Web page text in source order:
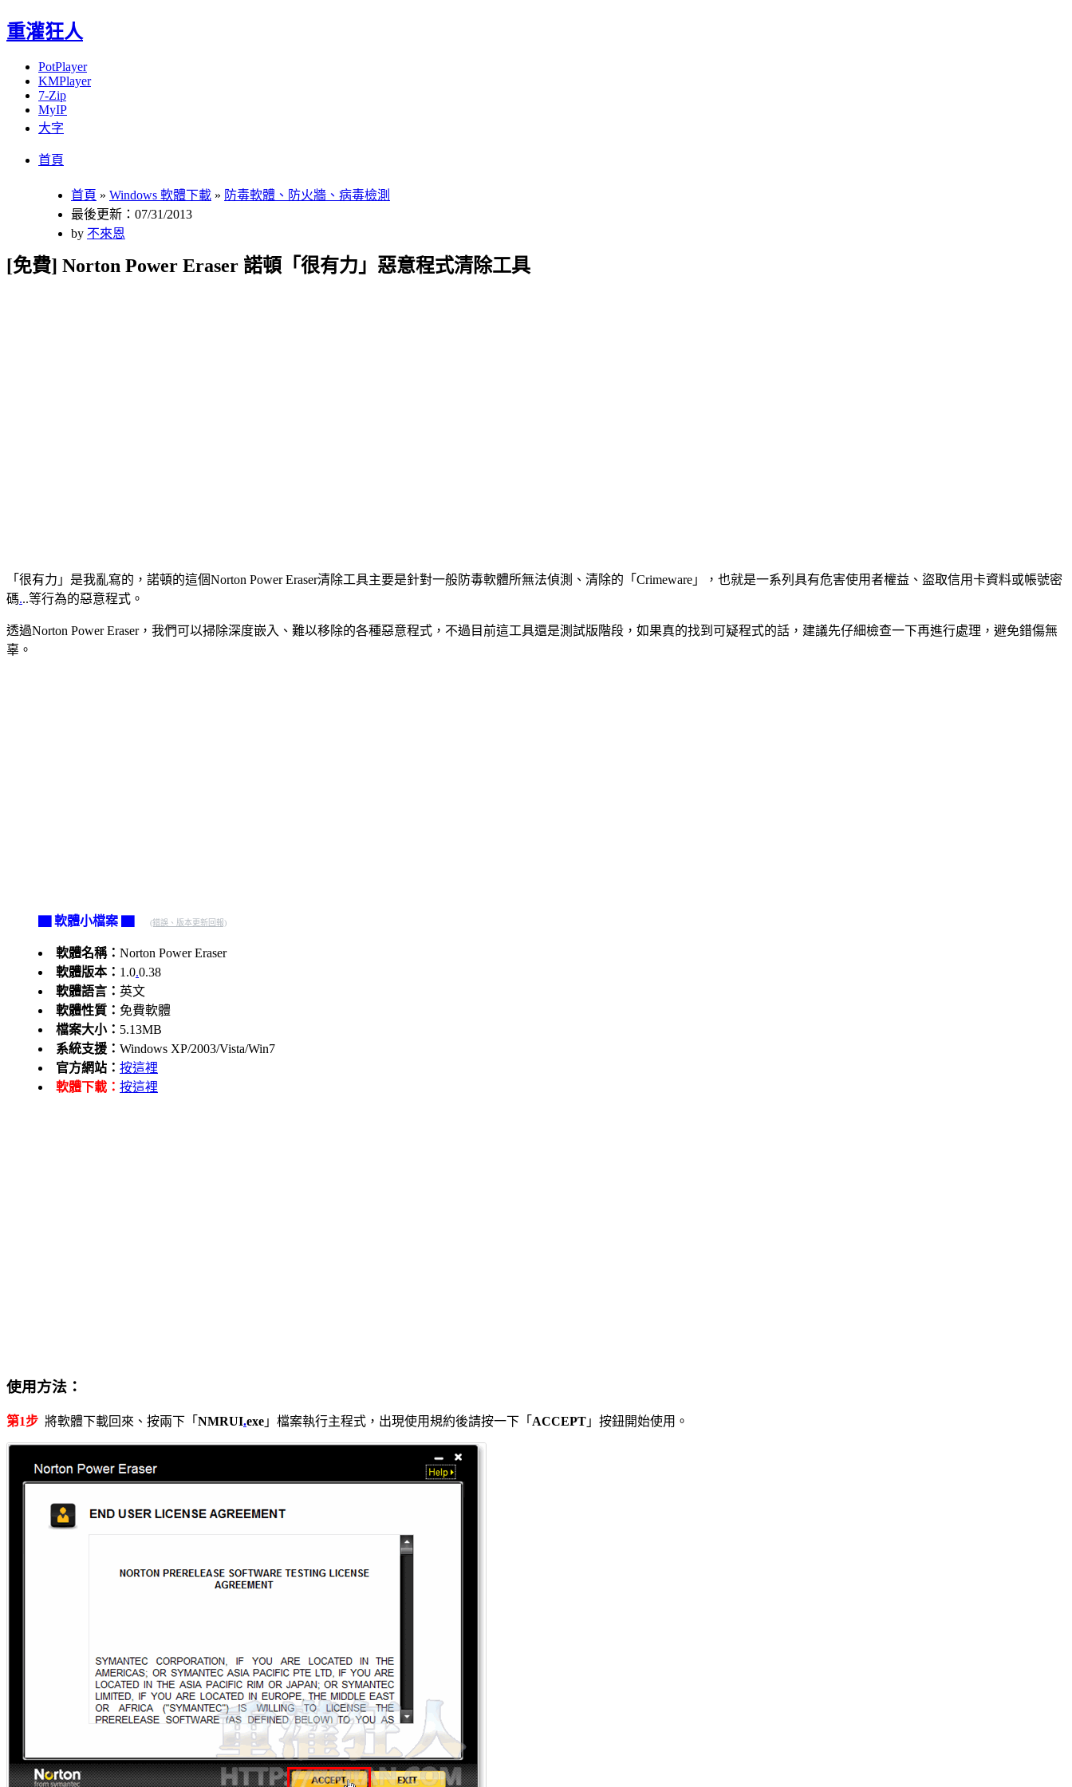
重灌狂人
PotPlayer
KMPlayer
7-Zip
MyIP
大字
首頁
首頁 » Windows 軟體下載 » 防毒軟體、防火牆、病毒檢測
最後更新：07/31/2013
by 不來恩
[免費] Norton Power Eraser 諾頓「很有力」惡意程式清除工具
「很有力」是我亂寫的，諾頓的這個Norton Power Eraser清除工具主要是針對一般防毒軟體所無法偵測、清除的「Crimeware」，也就是一系列具有危害使用者權益、盜取信用卡資料或帳號密
碼...等行為的惡意程式。
透過Norton Power Eraser，我們可以掃除深度嵌入、難以移除的各種惡意程式，不過目前這工具還是測試版階段，如果真的找到可疑程式的話，建議先仔細檢查一下再進行處理，避免錯傷無
辜。
▇ 軟體小檔案 ▇ (錯誤、版本更新回報)
軟體名稱： Norton Power Eraser
軟體版本： 1.0.0.38
軟體語言： 英文
軟體性質： 免費軟體
檔案大小： 5.13MB
系統支援： Windows XP/2003/Vista/Win7
官方網站： 按這裡
軟體下載： 按這裡
使用方法：
第1步 將軟體下載回來、按兩下「 NMRUI.exe 」檔案執行主程式，出現使用規約後請按一下「 ACCEPT 」按鈕開始使用。